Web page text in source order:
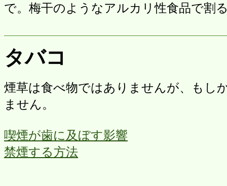
で。梅干のようなアルカリ性食品で割
タバコ
煙草は食べ物ではありませんが、もし
ません。
喫煙が歯に及ぼす影響
禁煙する方法